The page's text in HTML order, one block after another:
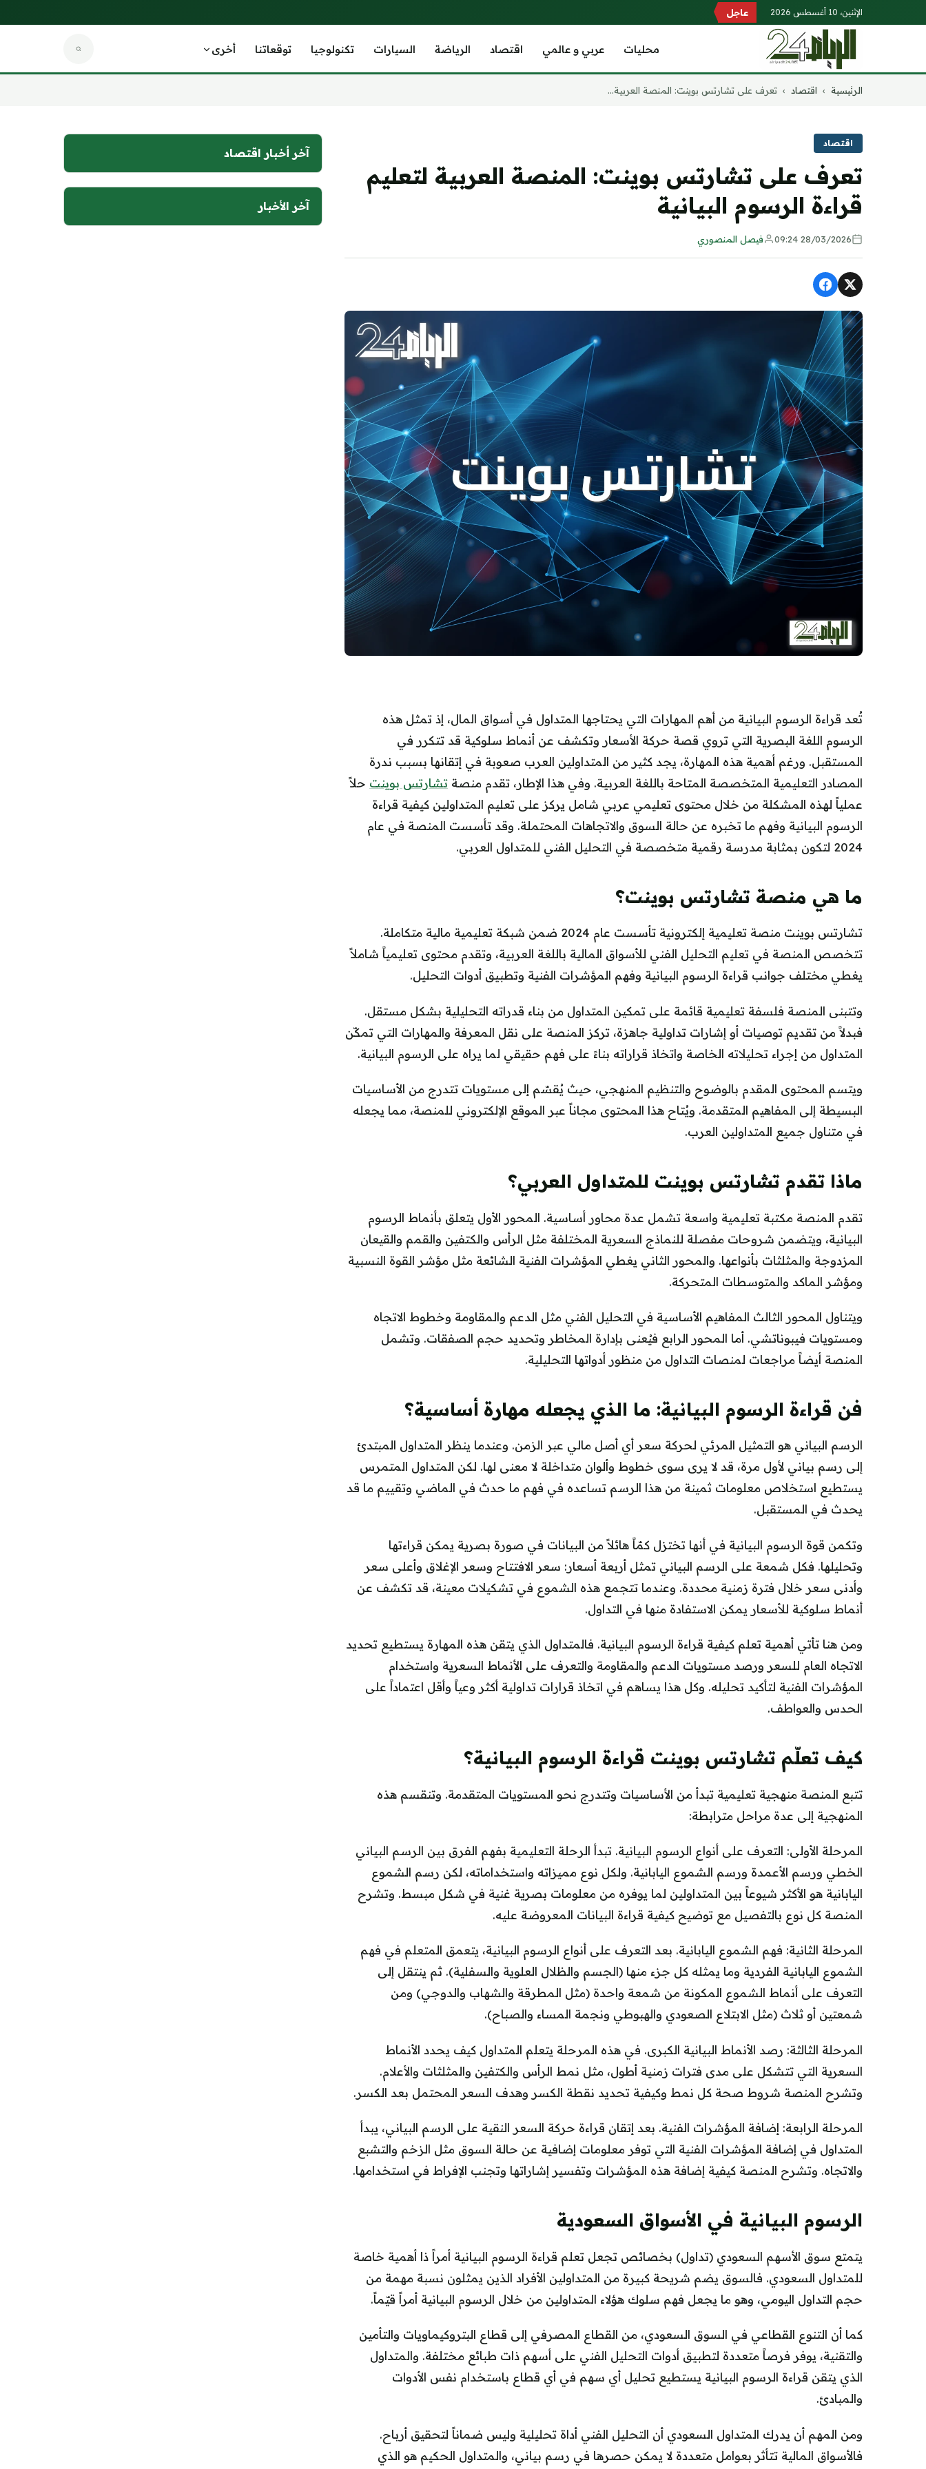
الإثنين، 10 أغسطس 2026 عاجل
محليات عربي و عالمي اقتصاد الرياضة السيارات تكنولوجيا توقعاتنا أخرى
الرئيسية › اقتصاد › تعرف على تشارتس بوينت: المنصة العربية...
اقتصاد
تعرف على تشارتس بوينت: المنصة العربية لتعليم
قراءة الرسوم البيانية
28/03/2026 09:24 فيصل المنصوري
تُعد قراءة الرسوم البيانية من أهم المهارات التي يحتاجها المتداول في أسواق المال، إذ تمثل هذه
الرسوم اللغة البصرية التي تروي قصة حركة الأسعار وتكشف عن أنماط سلوكية قد تتكرر في
المستقبل. ورغم أهمية هذه المهارة، يجد كثير من المتداولين العرب صعوبة في إتقانها بسبب ندرة
المصادر التعليمية المتخصصة المتاحة باللغة العربية. وفي هذا الإطار، تقدم منصة تشارتس بوينت حلاً
عملياً لهذه المشكلة من خلال محتوى تعليمي عربي شامل يركز على تعليم المتداولين كيفية قراءة
الرسوم البيانية وفهم ما تخبره عن حالة السوق والاتجاهات المحتملة. وقد تأسست المنصة في عام
2024 لتكون بمثابة مدرسة رقمية متخصصة في التحليل الفني للمتداول العربي.
ما هي منصة تشارتس بوينت؟
تشارتس بوينت منصة تعليمية إلكترونية تأسست عام 2024 ضمن شبكة تعليمية مالية متكاملة.
تتخصص المنصة في تعليم التحليل الفني للأسواق المالية باللغة العربية، وتقدم محتوى تعليمياً شاملاً
يغطي مختلف جوانب قراءة الرسوم البيانية وفهم المؤشرات الفنية وتطبيق أدوات التحليل.
وتتبنى المنصة فلسفة تعليمية قائمة على تمكين المتداول من بناء قدراته التحليلية بشكل مستقل.
فبدلاً من تقديم توصيات أو إشارات تداولية جاهزة، تركز المنصة على نقل المعرفة والمهارات التي تمكّن
المتداول من إجراء تحليلاته الخاصة واتخاذ قراراته بناءً على فهم حقيقي لما يراه على الرسوم البيانية.
ويتسم المحتوى المقدم بالوضوح والتنظيم المنهجي، حيث يُقسّم إلى مستويات تتدرج من الأساسيات
البسيطة إلى المفاهيم المتقدمة. ويُتاح هذا المحتوى مجاناً عبر الموقع الإلكتروني للمنصة، مما يجعله
في متناول جميع المتداولين العرب.
ماذا تقدم تشارتس بوينت للمتداول العربي؟
تقدم المنصة مكتبة تعليمية واسعة تشمل عدة محاور أساسية. المحور الأول يتعلق بأنماط الرسوم
البيانية، ويتضمن شروحات مفصلة للنماذج السعرية المختلفة مثل الرأس والكتفين والقمم والقيعان
المزدوجة والمثلثات بأنواعها. والمحور الثاني يغطي المؤشرات الفنية الشائعة مثل مؤشر القوة النسبية
ومؤشر الماكد والمتوسطات المتحركة.
ويتناول المحور الثالث المفاهيم الأساسية في التحليل الفني مثل الدعم والمقاومة وخطوط الاتجاه
ومستويات فيبوناتشي. أما المحور الرابع فيُعنى بإدارة المخاطر وتحديد حجم الصفقات. وتشمل
المنصة أيضاً مراجعات لمنصات التداول من منظور أدواتها التحليلية.
فن قراءة الرسوم البيانية: ما الذي يجعله مهارة أساسية؟
الرسم البياني هو التمثيل المرئي لحركة سعر أي أصل مالي عبر الزمن. وعندما ينظر المتداول المبتدئ
إلى رسم بياني لأول مرة، قد لا يرى سوى خطوط وألوان متداخلة لا معنى لها. لكن المتداول المتمرس
يستطيع استخلاص معلومات ثمينة من هذا الرسم تساعده في فهم ما حدث في الماضي وتقييم ما قد
يحدث في المستقبل.
وتكمن قوة الرسوم البيانية في أنها تختزل كمّاً هائلاً من البيانات في صورة بصرية يمكن قراءتها
وتحليلها. فكل شمعة على الرسم البياني تمثل أربعة أسعار: سعر الافتتاح وسعر الإغلاق وأعلى سعر
وأدنى سعر خلال فترة زمنية محددة. وعندما تتجمع هذه الشموع في تشكيلات معينة، قد تكشف عن
أنماط سلوكية للأسعار يمكن الاستفادة منها في التداول.
ومن هنا تأتي أهمية تعلم كيفية قراءة الرسوم البيانية. فالمتداول الذي يتقن هذه المهارة يستطيع تحديد
الاتجاه العام للسعر ورصد مستويات الدعم والمقاومة والتعرف على الأنماط السعرية واستخدام
المؤشرات الفنية لتأكيد تحليله. وكل هذا يساهم في اتخاذ قرارات تداولية أكثر وعياً وأقل اعتماداً على
الحدس والعواطف.
كيف تعلّم تشارتس بوينت قراءة الرسوم البيانية؟
تتبع المنصة منهجية تعليمية تبدأ من الأساسيات وتتدرج نحو المستويات المتقدمة. وتنقسم هذه
المنهجية إلى عدة مراحل مترابطة:
المرحلة الأولى: التعرف على أنواع الرسوم البيانية. تبدأ الرحلة التعليمية بفهم الفرق بين الرسم البياني
الخطي ورسم الأعمدة ورسم الشموع اليابانية. ولكل نوع مميزاته واستخداماته، لكن رسم الشموع
اليابانية هو الأكثر شيوعاً بين المتداولين لما يوفره من معلومات بصرية غنية في شكل مبسط. وتشرح
المنصة كل نوع بالتفصيل مع توضيح كيفية قراءة البيانات المعروضة عليه.
المرحلة الثانية: فهم الشموع اليابانية. بعد التعرف على أنواع الرسوم البيانية، يتعمق المتعلم في فهم
الشموع اليابانية الفردية وما يمثله كل جزء منها (الجسم والظلال العلوية والسفلية). ثم ينتقل إلى
التعرف على أنماط الشموع المكونة من شمعة واحدة (مثل المطرقة والشهاب والدوجي) ومن
شمعتين أو ثلاث (مثل الابتلاع الصعودي والهبوطي ونجمة المساء والصباح).
المرحلة الثالثة: رصد الأنماط البيانية الكبرى. في هذه المرحلة يتعلم المتداول كيف يحدد الأنماط
السعرية التي تتشكل على مدى فترات زمنية أطول، مثل نمط الرأس والكتفين والمثلثات والأعلام.
وتشرح المنصة شروط صحة كل نمط وكيفية تحديد نقطة الكسر وهدف السعر المحتمل بعد الكسر.
المرحلة الرابعة: إضافة المؤشرات الفنية. بعد إتقان قراءة حركة السعر النقية على الرسم البياني، يبدأ
المتداول في إضافة المؤشرات الفنية التي توفر معلومات إضافية عن حالة السوق مثل الزخم والتشبع
والاتجاه. وتشرح المنصة كيفية إضافة هذه المؤشرات وتفسير إشاراتها وتجنب الإفراط في استخدامها.
الرسوم البيانية في الأسواق السعودية
يتمتع سوق الأسهم السعودي (تداول) بخصائص تجعل تعلم قراءة الرسوم البيانية أمراً ذا أهمية خاصة
للمتداول السعودي. فالسوق يضم شريحة كبيرة من المتداولين الأفراد الذين يمثلون نسبة مهمة من
حجم التداول اليومي، وهو ما يجعل فهم سلوك هؤلاء المتداولين من خلال الرسوم البيانية أمراً قيّماً.
كما أن التنوع القطاعي في السوق السعودي، من القطاع المصرفي إلى قطاع البتروكيماويات والتأمين
والتقنية، يوفر فرصاً متعددة لتطبيق أدوات التحليل الفني على أسهم ذات طبائع مختلفة. والمتداول
الذي يتقن قراءة الرسوم البيانية يستطيع تحليل أي سهم في أي قطاع باستخدام نفس الأدوات
والمبادئ.
ومن المهم أن يدرك المتداول السعودي أن التحليل الفني أداة تحليلية وليس ضماناً لتحقيق أرباح.
فالأسواق المالية تتأثر بعوامل متعددة لا يمكن حصرها في رسم بياني، والمتداول الحكيم هو الذي
آخر أخبار اقتصاد
آخر الأخبار